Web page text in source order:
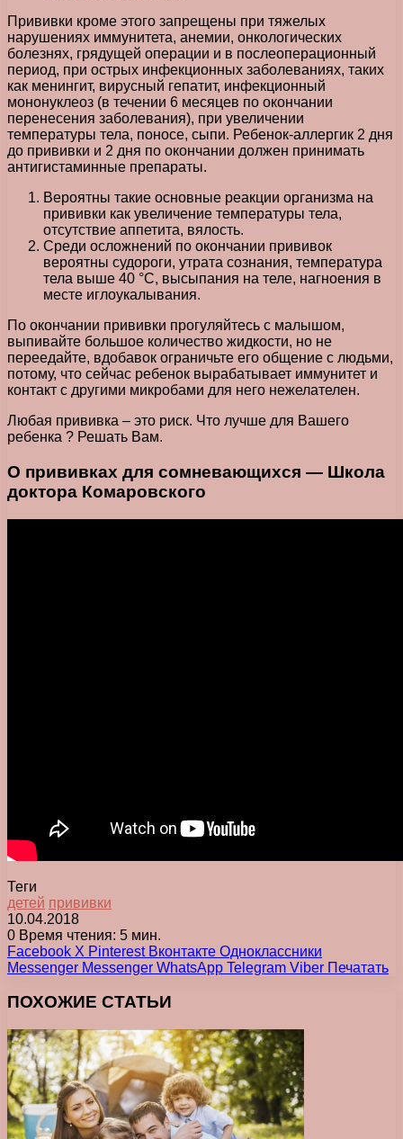
Прививки кроме этого запрещены при тяжелых
нарушениях иммунитета, анемии, онкологических
болезнях, грядущей операции и в послеоперационный
период, при острых инфекционных заболеваниях, таких
как менингит, вирусный гепатит, инфекционный
мононуклеоз (в течении 6 месяцев по окончании
перенесения заболевания), при увеличении
температуры тела, поносе, сыпи. Ребенок-аллергик 2 дня
до прививки и 2 дня по окончании должен принимать
антигистаминные препараты.
Вероятны такие основные реакции организма на
прививки как увеличение температуры тела,
отсутствие аппетита, вялость.
Среди осложнений по окончании прививок
вероятны судороги, утрата сознания, температура
тела выше 40 °С, высыпания на теле, нагноения в
месте иглоукалывания.
По окончании прививки прогуляйтесь с малышом,
выпивайте большое количество жидкости, но не
переедайте, вдобавок ограничьте его общение с людьми,
потому, что сейчас ребенок вырабатывает иммунитет и
контакт с другими микробами для него нежелателен.
Любая прививка – это риск. Что лучше для Вашего
ребенка ? Решать Вам.
О прививках для сомневающихся — Школа
доктора Комаровского
Теги
детей прививки
10.04.2018
0 Время чтения: 5 мин.
Facebook X Pinterest Вконтакте Одноклассники
Messenger Messenger WhatsApp Telegram Viber Печатать
ПОХОЖИЕ СТАТЬИ